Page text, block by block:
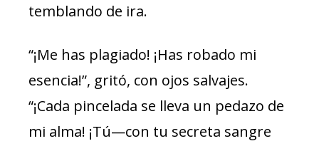
temblando de ira.
“¡Me has plagiado! ¡Has robado mi
esencia!”, gritó, con ojos salvajes.
“¡Cada pincelada se lleva un pedazo de
mi alma! ¡Tú—con tu secreta sangre